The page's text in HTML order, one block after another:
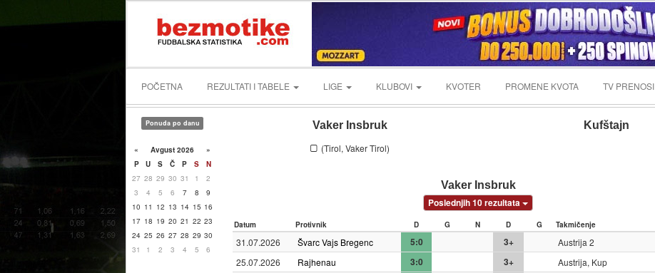
POČETNA REZULTATI I TABELE LIGE KLUBOVI KVOTER PROMENE KVOTA TV PRENOSI
Ponuda po danu
« Avgust 2026
»
P
U S Č P S
N
27 28 29 30 31 1
2
3
4 5 6 7 8
9
10 11 12 13 14 15 16
17 18 19 20 21 22 23
24 25 26 27 28 29 30
31
1 2 3 4 5 6
Vaker Insbruk
(Tirol, Vaker Tirol)
Kufštajn
Vaker Insbruk
Poslednjih 10 rezultata
Datum Protivnik D G N D G Takmičenje
31.07.2026 Švarc Vajs Bregenc 5:0 3+ Austrija 2
25.07.2026
Rajhenau 3:0 3+ Austrija, Kup